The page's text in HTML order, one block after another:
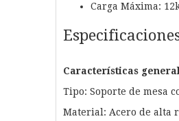
Carga Máxima:
Características
Tipo: Soporte de mesa
Material: Acero de alta